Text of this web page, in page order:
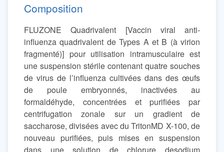
Composition
FLUZONE Quadrivalent [Vaccin viral anti-
influenza quadrivalent de Types A et B (à virion
fragmenté)] pour utilisation intramusculaire est
une suspension stérile contenant quatre souches
de virus de l’influenza cultivées dans des œufs
de poule embryonnés, inactivées au
formaldéhyde, concentrées et purifiées par
centrifugation zonale sur un gradient de
saccharose, divisées avec du TritonMD X-100, de
nouveau purifiées, puis mises en suspension